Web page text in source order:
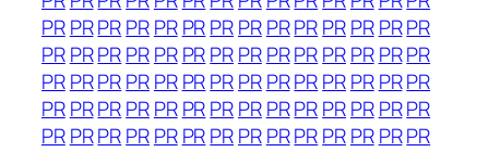
PRPRPRPRPR PRPRPRPRPRPRPR PRPR
PRPRPRPRPR PRPRPRPRPRPRPR PRPR
PRPRPRPRPR PRPRPRPRPRPRPR PRPR
PRPRPRPRPR PRPRPRPRPRPRPR PRPR
PRPRPRPRPR PRPRPRPRPRPRPR PRPR